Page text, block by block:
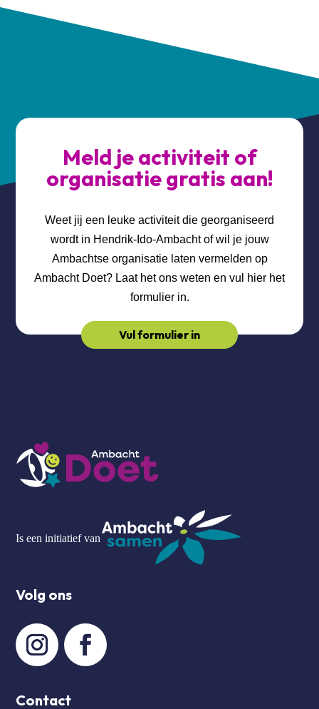
Meld je activiteit of
organisatie gratis aan!
Weet jij een leuke activiteit die georganiseerd
wordt in Hendrik-Ido-Ambacht of wil je jouw
Ambachtse organisatie laten vermelden op
Ambacht Doet? Laat het ons weten en vul hier het
formulier in.
Vul formulier in
Is een initiatief van
Volg ons
Contact